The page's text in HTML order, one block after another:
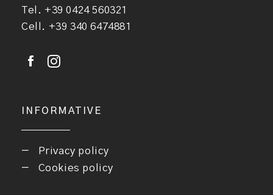
Tel. +39 0424 560321
Cell. +39 340 6474881
INFORMATIVE
Privacy policy
Cookies policy